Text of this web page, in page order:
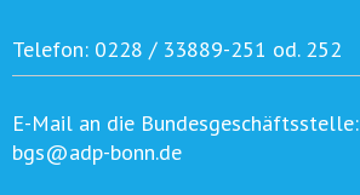
Telefon: 0228 / 33889-251 od. 252
E-Mail an die Bundesgeschäftsstelle:
bgs@adp-bonn.de